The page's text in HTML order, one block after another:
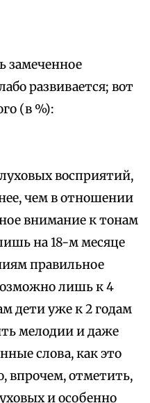
замеченное
развивается; вот
(в %):
восприятий,
чем в отношении
внимание к тонам
на 18-м месяце
правильное
лишь к 4
дети уже к 2 годам
мелодии и даже
слова, как это
впрочем, отметить,
и особенно